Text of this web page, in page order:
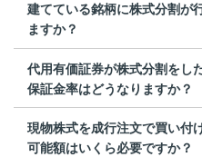
建てている銘柄に株式分割が
ますか？
代用有価証券が株式分割をし
保証金率はどうなりますか？
現物株式を成行注文で買い付
可能額はいくら必要ですか？